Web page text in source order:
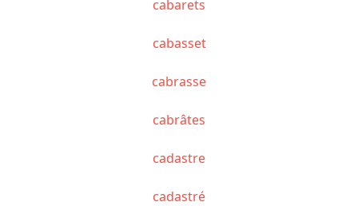
cabarets
cabasset
cabrasse
cabrâtes
cadastre
cadastré